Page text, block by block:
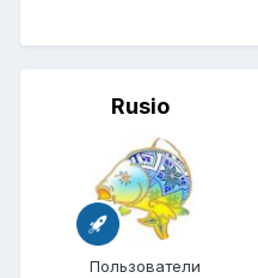
Rusio
Пользователи